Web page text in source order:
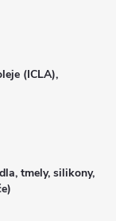
(ICLA),
tmely, silikony,